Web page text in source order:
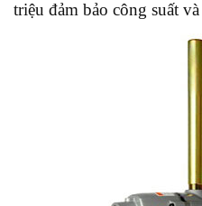
triệu đảm bảo công suất